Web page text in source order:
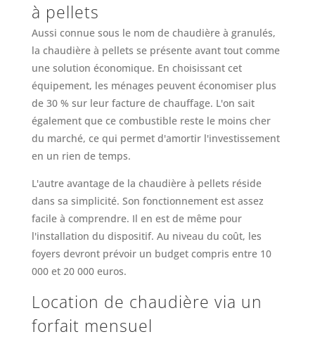
à pellets
Aussi connue sous le nom de chaudière à granulés,
la chaudière à pellets se présente avant tout comme
une solution économique. En choisissant cet
équipement, les ménages peuvent économiser plus
de 30 % sur leur facture de chauffage. L'on sait
également que ce combustible reste le moins cher
du marché, ce qui permet d'amortir l'investissement
en un rien de temps.
L'autre avantage de la chaudière à pellets réside
dans sa simplicité. Son fonctionnement est assez
facile à comprendre. Il en est de même pour
l'installation du dispositif. Au niveau du coût, les
foyers devront prévoir un budget compris entre 10
000 et 20 000 euros.
Location de chaudière via un
forfait mensuel